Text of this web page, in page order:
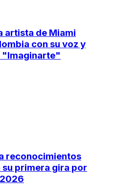
artista de Miami
con su voz y
"Imaginarte"
reconocimientos
primera gira por